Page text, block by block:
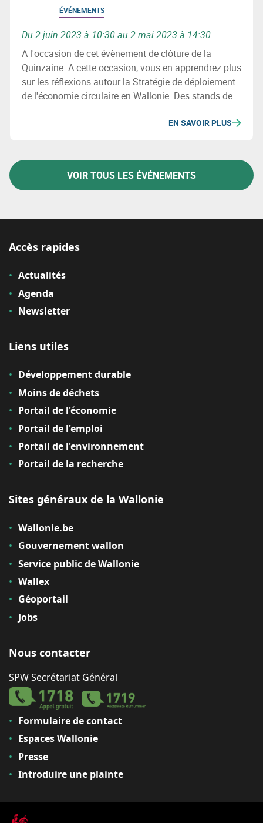
ÉVÉNEMENTS
Du 2 juin 2023 à 10:30 au 2 mai 2023 à 14:30
A l'occasion de cet évènement de clôture de la
Quinzaine. A cette occasion, vous en apprendrez plus
sur les réflexions autour la Stratégie de déploiement
de l'économie circulaire en Wallonie. Des stands de
permettre de rencontrer des entreprises circulaires, au
EN SAVOIR PLUS
VOIR TOUS LES ÉVÉNEMENTS
Accès rapides
Actualités
Agenda
Newsletter
Liens utiles
Développement durable
Moins de déchets
Portail de l'économie
Portail de l'emploi
Portail de l'environnement
Portail de la recherche
Sites généraux de la Wallonie
Wallonie.be
Gouvernement wallon
Service public de Wallonie
Wallex
Géoportail
Jobs
Nous contacter
SPW Secrétariat Général
Formulaire de contact
Espaces Wallonie
Presse
Introduire une plainte